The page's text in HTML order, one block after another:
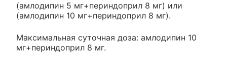
(амлодипин 5 мг+периндоприл 8 мг) или
(амлодипин 10 мг+периндоприл 8 мг).
Максимальная суточная доза: амлодипин 10
мг+периндоприл 8 мг.